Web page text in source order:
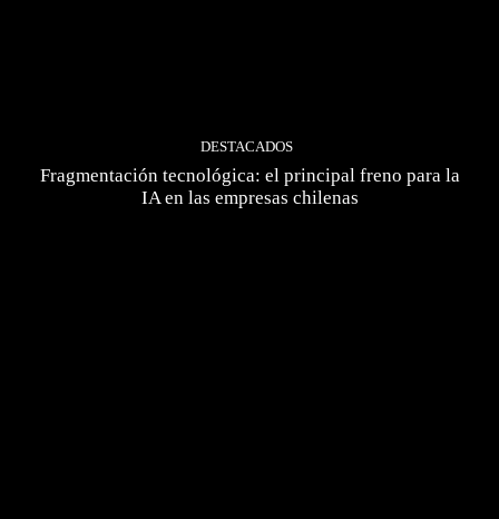
DESTACADOS
Fragmentación tecnológica: el principal freno para la
IA en las empresas chilenas